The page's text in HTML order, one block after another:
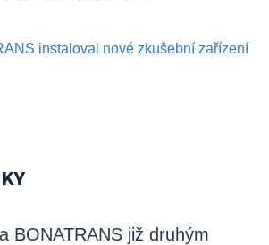
BONATRANS již druhým